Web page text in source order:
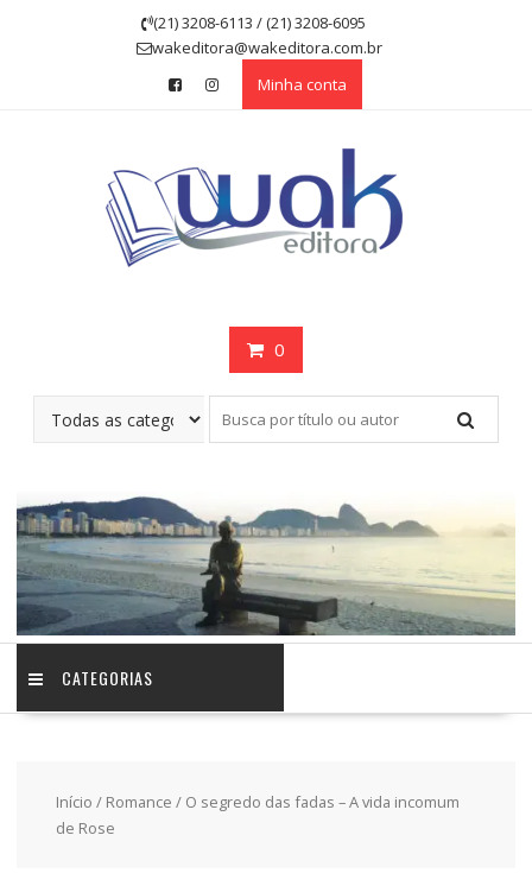
(21) 3208-6113 / (21) 3208-6095
wakeditora@wakeditora.com.br
Minha conta
0
CATEGORIAS
Início / Romance / O segredo das fadas – A vida incomum
de Rose